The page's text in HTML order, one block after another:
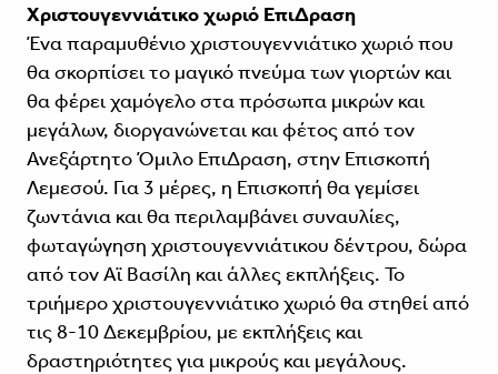
Χριστουγεννιάτικο χωριό ΕπιΔραση
Ένα παραμυθένιο χριστουγεννιάτικο χωριό που
θα σκορπίσει το μαγικό πνεύμα των γιορτών και
θα φέρει χαμόγελο στα πρόσωπα μικρών και
μεγάλων, διοργανώνεται και φέτος από τον
Ανεξάρτητο Όμιλο ΕπιΔραση, στην Επισκοπή
Λεμεσού. Για 3 μέρες, η Επισκοπή θα γεμίσει
ζωντάνια και θα περιλαμβάνει συναυλίες,
φωταγώγηση χριστουγεννιάτικου δέντρου, δώρα
από τον Αϊ Βασίλη και άλλες εκπλήξεις. Το
τριήμερο χριστουγεννιάτικο χωριό θα στηθεί από
τις 8-10 Δεκεμβρίου, με εκπλήξεις και
δραστηριότητες για μικρούς και μεγάλους.